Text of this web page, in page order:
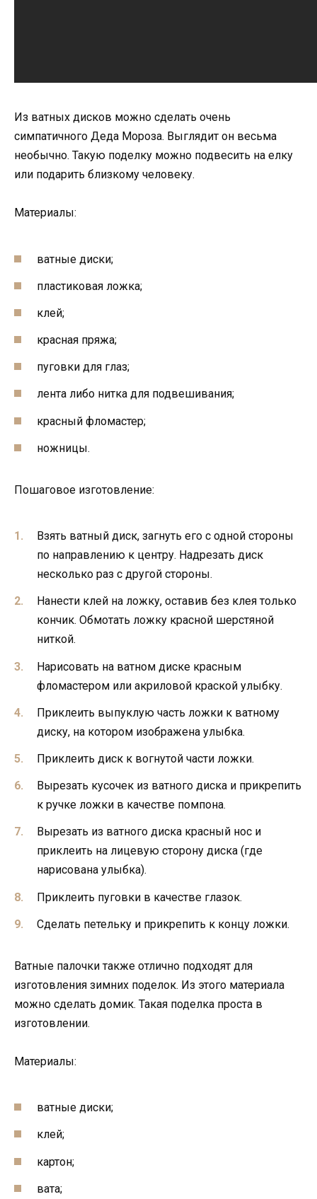
Из ватных дисков можно сделать очень
симпатичного Деда Мороза. Выглядит он весьма
необычно. Такую поделку можно подвесить на елку
или подарить близкому человеку.
Материалы:
ватные диски;
пластиковая ложка;
клей;
красная пряжа;
пуговки для глаз;
лента либо нитка для подвешивания;
красный фломастер;
ножницы.
Пошаговое изготовление:
Взять ватный диск, загнуть его с одной стороны
по направлению к центру. Надрезать диск
несколько раз с другой стороны.
Нанести клей на ложку, оставив без клея только
кончик. Обмотать ложку красной шерстяной
ниткой.
Нарисовать на ватном диске красным
фломастером или акриловой краской улыбку.
Приклеить выпуклую часть ложки к ватному
диску, на котором изображена улыбка.
Приклеить диск к вогнутой части ложки.
Вырезать кусочек из ватного диска и прикрепить
к ручке ложки в качестве помпона.
Вырезать из ватного диска красный нос и
приклеить на лицевую сторону диска (где
нарисована улыбка).
Приклеить пуговки в качестве глазок.
Сделать петельку и прикрепить к концу ложки.
Ватные палочки также отлично подходят для
изготовления зимних поделок. Из этого материала
можно сделать домик. Такая поделка проста в
изготовлении.
Материалы:
ватные диски;
клей;
картон;
вата;